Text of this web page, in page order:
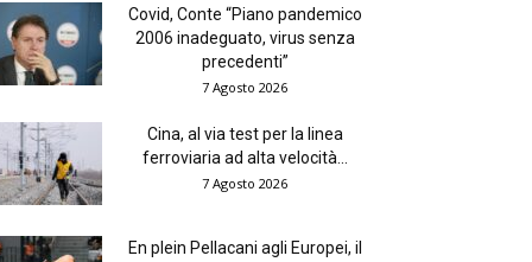
Covid, Conte “Piano pandemico
2006 inadeguato, virus senza
precedenti”
7 Agosto 2026
Cina, al via test per la linea
ferroviaria ad alta velocità...
7 Agosto 2026
En plein Pellacani agli Europei, il